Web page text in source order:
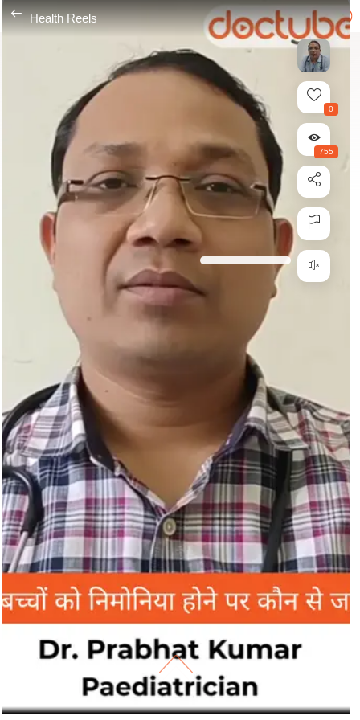
---
Health Reels
बच्चों को निमोनिया होने पर कौन से जांच किये जाते है?
0
755